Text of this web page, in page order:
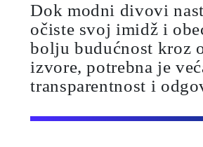
Dok modni divovi
očiste svoj imidž i
bolju budućnost kroz
izvore, potrebna je
transparentnost i